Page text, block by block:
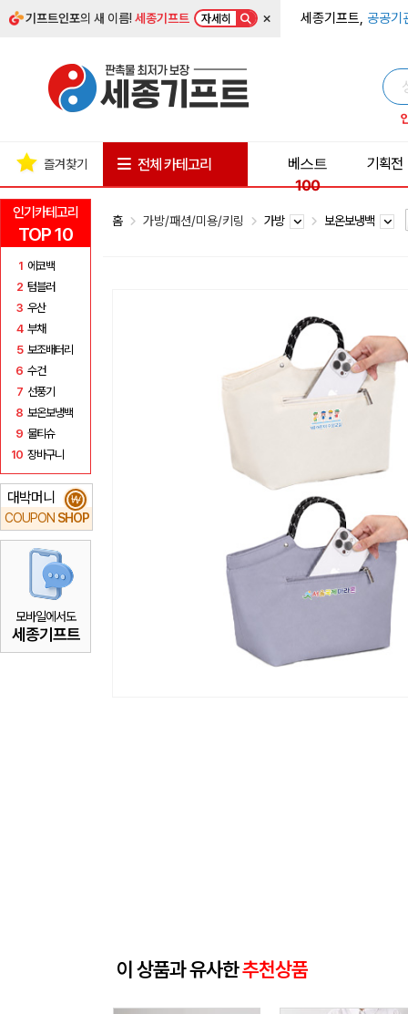
기프트인포의 새 이름!세종기프트 자세히 × 세종기프트, 공공기
인기카테고리
TOP 10
1 에코백
2 텀블러
3 우산
4 부채
5 보조배터리
6 수건
7 선풍기
8 보온보냉백
9 물티슈
10 장바구니
대박머니
COUPON SHOP
₩
모바일에서도
세종기프트
즐겨찾기 전체 카테고리
베스트
100
기획전
홈 가방/패션/미용/키링 가방 보온보냉백
이 상품과 유사한추천상품